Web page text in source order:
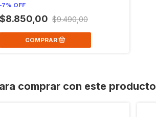
-7% OFF
$8.850,00 $9.490,00
comprar con este producto